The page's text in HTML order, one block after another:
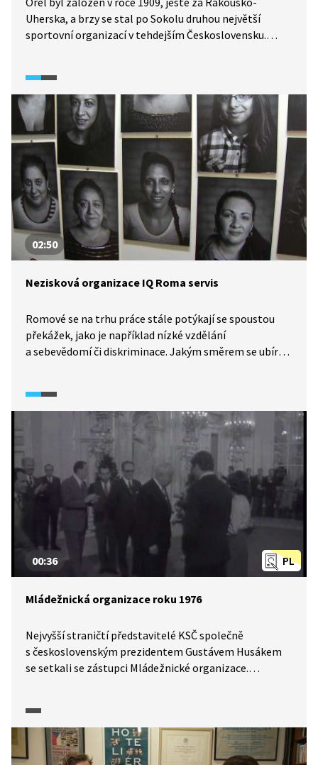
Uherska, a brzy se stal po Sokolu druhou největší
sportovní organizací v tehdejším Československu.
Jan Kubiš, který se podílel na atentátu na Reinharda
Heydricha, byl členem Orla.
02:50
Nezisková organizace IQ Roma servis
Romové se na trhu práce stále potýkají se spoustou
překážek, jako je například nízké vzdělání
a sebevědomí či diskriminace. Jakým směrem se ubírá
Romům, aby byli v životě úspěšní a našli uplatnění
ve společnosti?
PL
00:36
Mládežnická organizace roku 1976
Nejvyšší straničtí představitelé KSČ společně
s československým prezidentem Gustávem Husákem
se setkali se zástupci Mládežnické organizace.